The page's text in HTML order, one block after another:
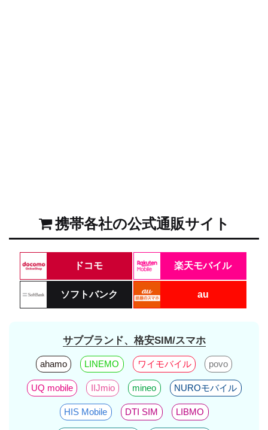
携帯各社の公式通販サイト
ドコモ 楽天モバイル
ソフトバンク au
サブブランド、格安SIM/スマホ
ahamo LINEMO ワイモバイル povo
UQ mobile IIJmio mineo NUROモバイル
HIS Mobile DTI SIM LIBMO